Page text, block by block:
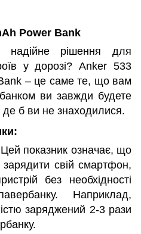
Power Bank
надійне рішення для
у дорозі? Anker 533
– це саме те, що вам
ви завжди будете
де б ви не знаходилися.
показник означає, що
зарядити свій смартфон,
без необхідності
Наприклад,
заряджений 2-3 рази